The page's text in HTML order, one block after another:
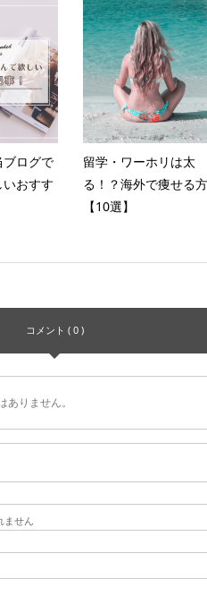
ブログで
おすす
留学・ワーホリは太
る！？海外で痩せる
【10選】
コメント ( 0 )
ありません。
ません